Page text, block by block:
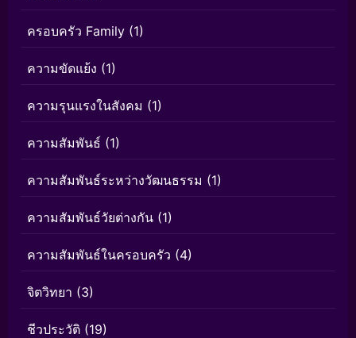
ครอบครัว Family (1)
ความขัดแย้ง (1)
ความรุนแรงในสังคม (1)
ความสัมพันธ์ (1)
ความสัมพันธ์ระหว่างวัฒนธรรม (1)
ความสัมพันธ์วัยต่างกัน (1)
ความสัมพันธ์ในครอบครัว (4)
จิตวิทยา (3)
ชีวประวัติ (19)